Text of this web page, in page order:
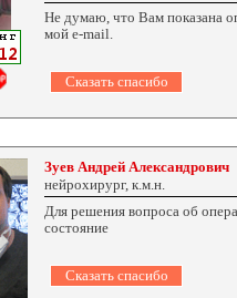
Не думаю, что Вам показана
мой e-mail.
Зуев Андрей Александрович
нейрохирург, к.м.н.
Для решения вопроса об
состояние